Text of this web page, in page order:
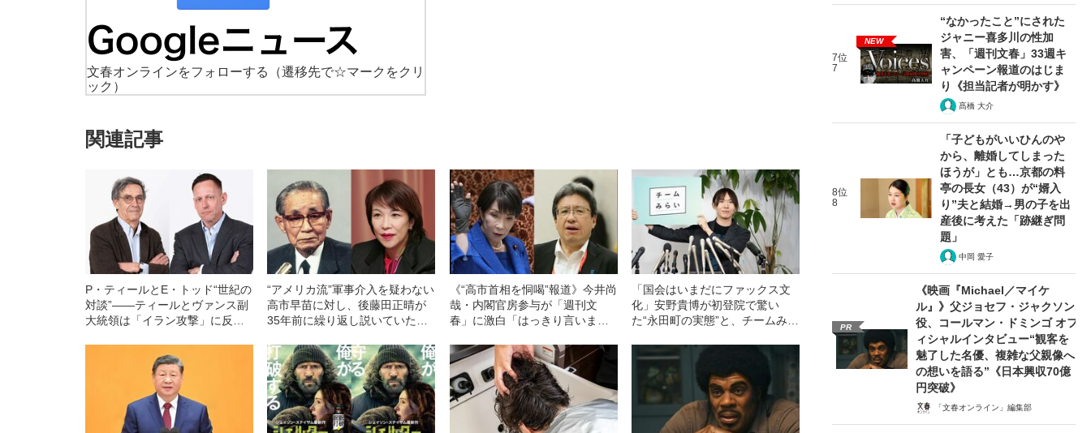
文春オンラインをフォローする
（遷移先で☆マークをクリ
ック）
関連記事
P・ティールとE・トッド“世紀の
対談”――ティールとヴァンス副
大統領は「イラン攻撃」に反対
“アメリカ流”軍事介入を疑わない
高市早苗に対し、後藤田正晴が
35年前に繰り返し説いていた言
《“高市首相を恫喝”報道》今井尚
哉・内閣官房参与が「週刊文
春」に激白「はっきり言います
「国会はいまだにファックス文
化」安野貴博が初登院で驚い
た“永田町の実態”と、チームみら
ン〉
7位
7
NEW
“なかったこと”にされた
ジャニー喜多川の性加
害、「週刊文春」33週キ
ャンペーン報道のはじま
り《担当記者が明かす》
髙橋 大介
8位
8
「子どもがいいひんのや
から、離婚してしまった
ほうが」とも…京都の料
亭の長女（43）が“婿入
り”夫と結婚→男の子を出
産後に考えた「跡継ぎ問
題」
中岡 愛子
PR
《映画『Michael／マイケ
ル』》父ジョセフ・ジャクソン
役、コールマン・ドミンゴ オフ
ィシャルインタビュー“観客を
魅了した名優、複雑な父親像へ
の想いを語る”《日本興収70億
円突破》
「文春オンライン」編集部